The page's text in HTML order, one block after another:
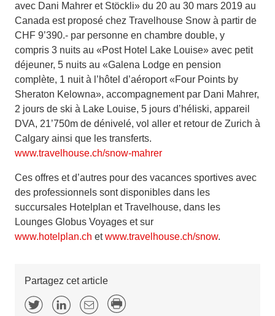
avec Dani Mahrer et Stöckli» du 20 au 30 mars 2019 au
Canada est proposé chez Travelhouse Snow à partir de
CHF 9’390.- par personne en chambre double, y
compris 3 nuits au «Post Hotel Lake Louise» avec petit
déjeuner, 5 nuits au «Galena Lodge en pension
complète, 1 nuit à l’hôtel d’aéroport «Four Points by
Sheraton Kelowna», accompagnement par Dani Mahrer,
2 jours de ski à Lake Louise, 5 jours d’héliski, appareil
DVA, 21’750m de dénivelé, vol aller et retour de Zurich à
Calgary ainsi que les transferts.
www.travelhouse.ch/snow-mahrer
Ces offres et d’autres pour des vacances sportives avec
des professionnels sont disponibles dans les
succursales Hotelplan et Travelhouse, dans les
Lounges Globus Voyages et sur
www.hotelplan.ch etwww.travelhouse.ch/snow.
Partagez cet article